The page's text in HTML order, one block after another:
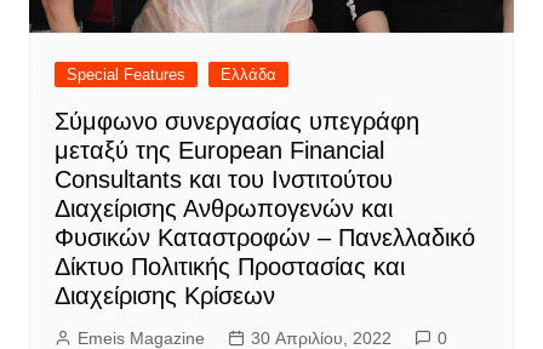
Special Features Ελλάδα
Σύμφωνο συνεργασίας υπεγράφη
μεταξύ της European Financial
Consultants και του Ινστιτούτου
Διαχείρισης Ανθρωπογενών και
Φυσικών Καταστροφών – Πανελλαδικό
Δίκτυο Πολιτικής Προστασίας και
Διαχείρισης Κρίσεων
Emeis Magazine 30 Απριλίου, 2022 0